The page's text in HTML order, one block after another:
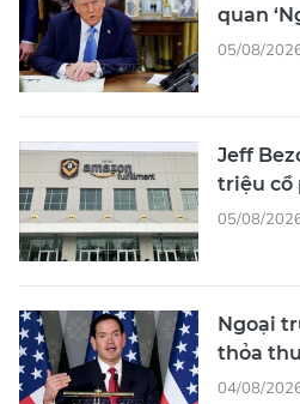
quan
05/08/
Jeff
triệu cổ
05/08/
Ngoại
thỏa
04/08/